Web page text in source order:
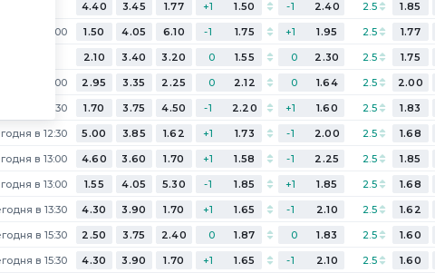
4.40 3.45 1.77 +1 1.50 -1 2.40 2.5 1.85
в 12:00 1.50 4.05 6.10 -1 1.75 +1 1.95 2.5 1.77
2.10 3.40 3.20 0 1.55 0 2.30 2.5 1.75
в 12:00 2.95 3.35 2.25 0 2.12 0 1.64 2.5 2.00
в 12:30 1.70 3.75 4.50 -1 2.20 +1 1.60 2.5 1.83
в 12:30 5.00 3.85 1.62 +1 1.73 -1 2.00 2.5 1.68
в 13:00 4.60 3.60 1.70 +1 1.58 -1 2.25 2.5 1.85
в 13:00 1.55 4.05 5.30 -1 1.85 +1 1.85 2.5 1.68
в 13:30 4.30 3.90 1.70 +1 1.65 -1 2.10 2.5 1.62
в 15:30 2.50 3.75 2.40 0 1.87 0 1.83 2.5 1.60
в 15:30 4.30 3.90 1.70 +1 1.65 -1 2.10 2.5 1.60